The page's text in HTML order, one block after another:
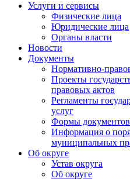
Услуги и сервисы
Физические лица
Юридические лица
Органы власти
Новости
Документы
Нормативно-
Проекты
правовых актов
Регламенты
услуг
Формы документов
Информация о
муниципальных
Об округе
Устав округа
Об округе